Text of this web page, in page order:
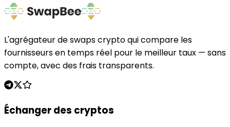
L'agrégateur de swaps crypto qui compare les
fournisseurs en temps réel pour le meilleur taux — sans
compte, avec des frais transparents.
Échanger des cryptos